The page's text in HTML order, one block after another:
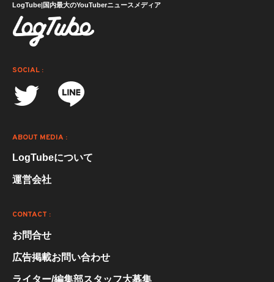
LogTube|国内最大のYouTuberニュースメディア
SOCIAL :
ABOUT MEDIA :
LogTubeについて
運営会社
CONTACT :
お問合せ
広告掲載お問い合わせ
ライター/編集部スタッフ大募集